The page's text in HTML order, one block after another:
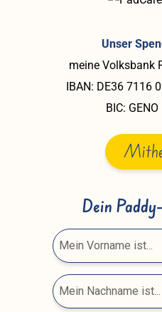
Unser
meine Volksbank
IBAN: DE36 7116
BIC:
Dein